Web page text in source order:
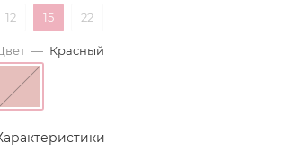
12
15 22
— Красный